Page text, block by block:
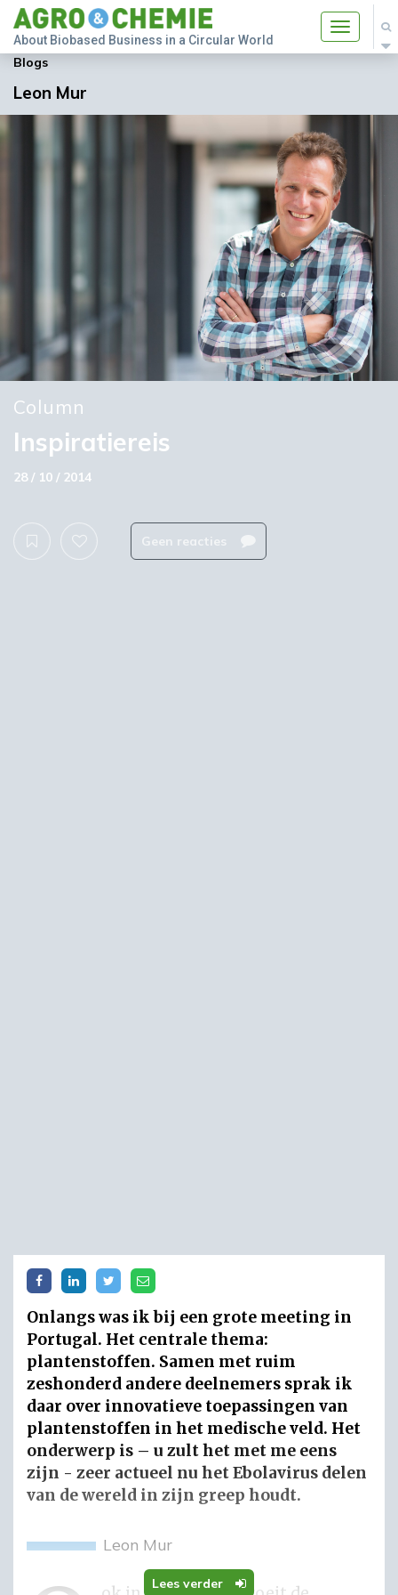
Toggle
About Biobased Business in a Circular World
Blogs
Leon Mur
Column
Inspiratiereis
28 / 10 / 2014
Geen reacties
Lees verder
Onlangs was ik bij een grote meeting in
Portugal. Het centrale thema:
plantenstoffen. Samen met ruim
zeshonderd andere deelnemers sprak ik
daar over innovatieve toepassingen van
plantenstoffen in het medische veld. Het
onderwerp is – u zult het met me eens
zijn - zeer actueel nu het Ebolavirus delen
van de wereld in zijn greep houdt.
Leon Mur